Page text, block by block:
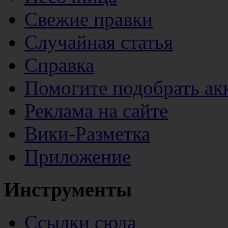
Свежие правки
Случайная статья
Справка
Помогите подобрать
Реклама на сайте
Вики-Разметка
Приложение
Инструменты
Ссылки сюда